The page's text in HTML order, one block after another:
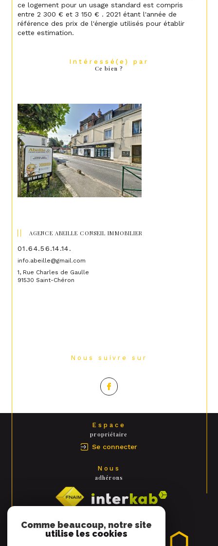
ce logement pour un usage standard est compris
entre 2 300 € et 3 150 € . 2021 étant l'année de
référence des prix de l'énergie utilisés pour établir
cette estimation.
Intéressé(e) par
Ce bien ?
AGENCE ABEILLE CONSEIL IMMOBILIER
01.64.56.14.14.
info.abeille@gmail.com
1, Rue Charles de Gaulle
91530 Saint-Chéron
Nous suivre sur
Espace
propriétaire
Se connecter
Nous
adhérons
Comme beaucoup, notre site
utilise les cookies